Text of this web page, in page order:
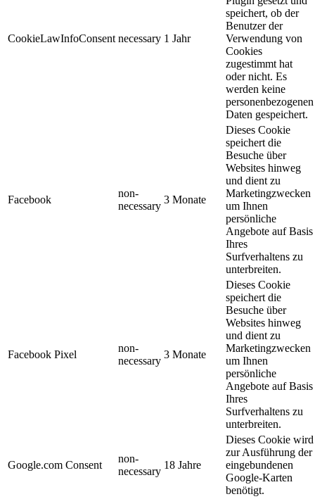
CookieLawInfoConsent necessary 1 Jahr
speichert, ob der
Benutzer der
Verwendung von
Cookies
zugestimmt hat
oder nicht. Es
werden keine
personenbezogenen
Daten gespeichert.
Facebook
non-
necessary
3 Monate
Dieses Cookie
speichert die
Besuche über
Websites hinweg
und dient zu
Marketingzwecken
um Ihnen
persönliche
Angebote auf Basis
Ihres
Surfverhaltens zu
unterbreiten.
Facebook Pixel
non-
necessary
3 Monate
Dieses Cookie
speichert die
Besuche über
Websites hinweg
und dient zu
Marketingzwecken
um Ihnen
persönliche
Angebote auf Basis
Ihres
Surfverhaltens zu
unterbreiten.
Google.com Consent
non-
necessary
18 Jahre
Dieses Cookie wird
zur Ausführung der
eingebundenen
Google-Karten
benötigt.